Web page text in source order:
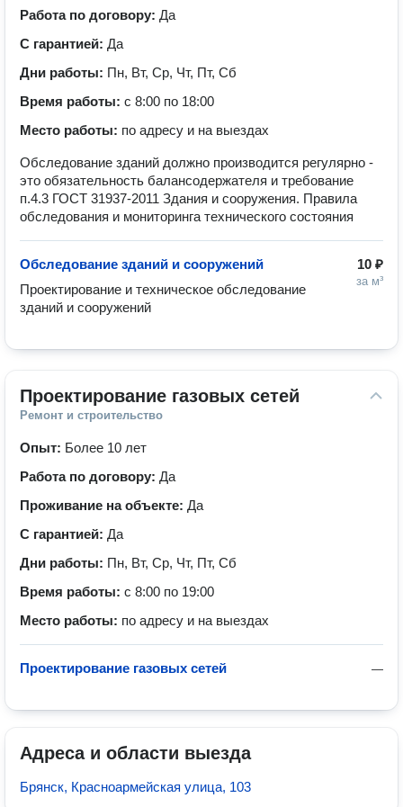
Работа по договору: Да
С гарантией: Да
Дни работы: Пн, Вт, Ср, Чт, Пт, Сб
Время работы: с 8:00 по 18:00
Место работы: по адресу и на выездах
Обследование зданий должно производится регулярно -
это обязательность балансодержателя и требование
п.4.3 ГОСТ 31937-2011 Здания и сооружения. Правила
обследования и мониторинга технического состояния
10 ₽
за м³
Обследование зданий и сооружений
Проектирование и техническое обследование
зданий и сооружений
Проектирование газовых сетей
Ремонт и строительство
Опыт: Более 10 лет
Работа по договору: Да
Проживание на объекте: Да
С гарантией: Да
Дни работы: Пн, Вт, Ср, Чт, Пт, Сб
Время работы: с 8:00 по 19:00
Место работы: по адресу и на выездах
—
Проектирование газовых сетей
Адреса и области выезда
Брянск, Красноармейская улица, 103